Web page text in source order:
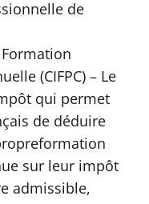
de
(CIFPC) – Le
qui permet
de déduire
sur leur impôt
admissible,